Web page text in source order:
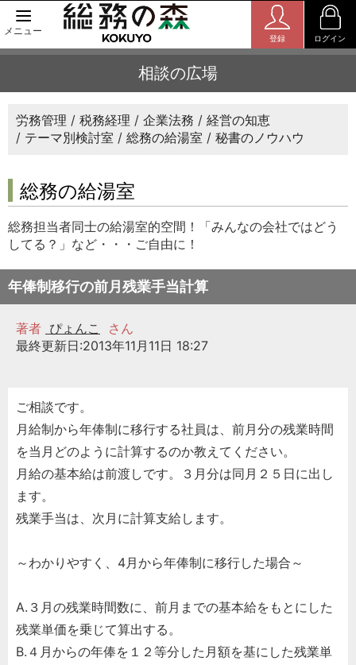
メニュー
登録 ログイン
相談の広場
労務管理 税務経理 企業法務
経営の知恵
テーマ別検討室
総務の給湯室 秘書のノウハウ
総務の給湯室
総務担当者同士の給湯室的空間！「みんなの会社ではどう
してる？」など・・・ご自由に！
年俸制移行の前月残業手当計算
著者 ぴょんこ
さん
最終更新日:2013年11月11日 18:27
ご相談です。
月給制から年俸制に移行する社員は、前月分の残業時間
を当月どのように計算するのか教えてください。
月給の基本給は前渡しです。３月分は同月２５日に出し
ます。
残業手当は、次月に計算支給します。
～わかりやすく、4月から年俸制に移行した場合～
A.３月の残業時間数に、前月までの基本給をもとにした
残業単価を乗じて算出する。
B.４月からの年俸を１２等分した月額を基にした残業単